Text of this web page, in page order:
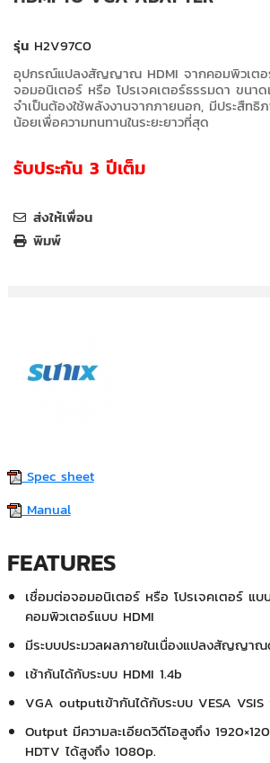
รุ่น H2V97C0
อุปกรณ์แปลงสัญญาณ HDMI จากคอมพิวเตอ
จอมอนิเตอร์ หรือ โปรเจคเตอร์ธรรมดา ขนาด
จำเป็นต้องใช้พลังงานจากภายนอก, มีประสืทธิ
น้อยเพื่อความทนทานในระยะยาวที่สุด
รับประกัน 3 ปีเต็ม
ส่งให้เพื่อน
พิมพ์
Spec sheet
Manual
FEATURES
เชื่อมต่อจอมอนิเตอร์ หรือ โปรเจคเตอร์ แบ
คอมพิวเตอร์แบบ HDMI
มีระบบประมวลผลภายในเนื่องแปลงสัญญา
เช้ากันได้กับระบบ HDMI 1.4b
VGA outputเข้ากันได้กับระบบ VESA VSIS
Output มีความละเอียดวิดีโอสูงถึง
HDTV ได้สูงถึง 1080p.